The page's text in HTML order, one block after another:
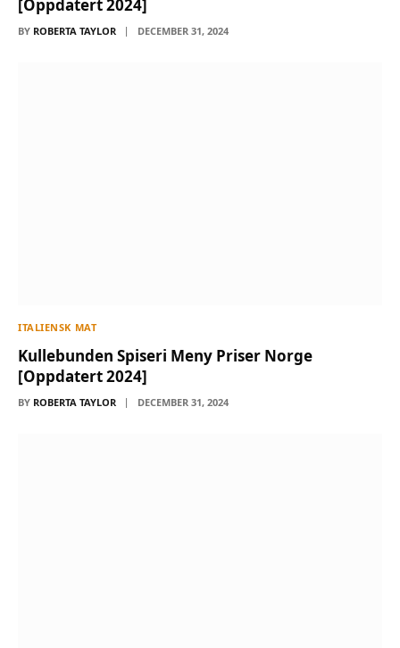
[Oppdatert 2024]
BY ROBERTA TAYLOR DECEMBER 31, 2024
ITALIENSK MAT
Kullebunden Spiseri Meny Priser Norge
[Oppdatert 2024]
BY ROBERTA TAYLOR DECEMBER 31, 2024